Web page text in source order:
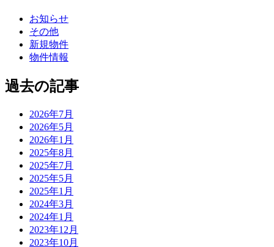
お知らせ
その他
新規物件
物件情報
過去の記事
2026年7月
2026年5月
2026年1月
2025年8月
2025年7月
2025年5月
2025年1月
2024年3月
2024年1月
2023年12月
2023年10月